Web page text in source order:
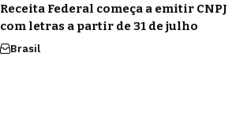
Receita Federal começa a emitir CNPJ
com letras a partir de 31 de julho
Brasil